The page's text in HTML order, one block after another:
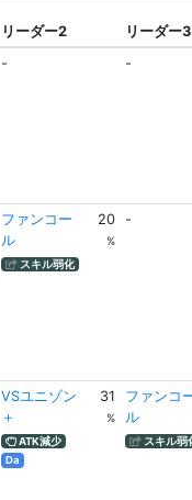
リーダー2 リーダー3
- -
ファンコー
ル
スキル弱化
20
%
-
VSユニゾン
＋
ATK減少
Da
31
%
ファンコ
ル
スキル弱